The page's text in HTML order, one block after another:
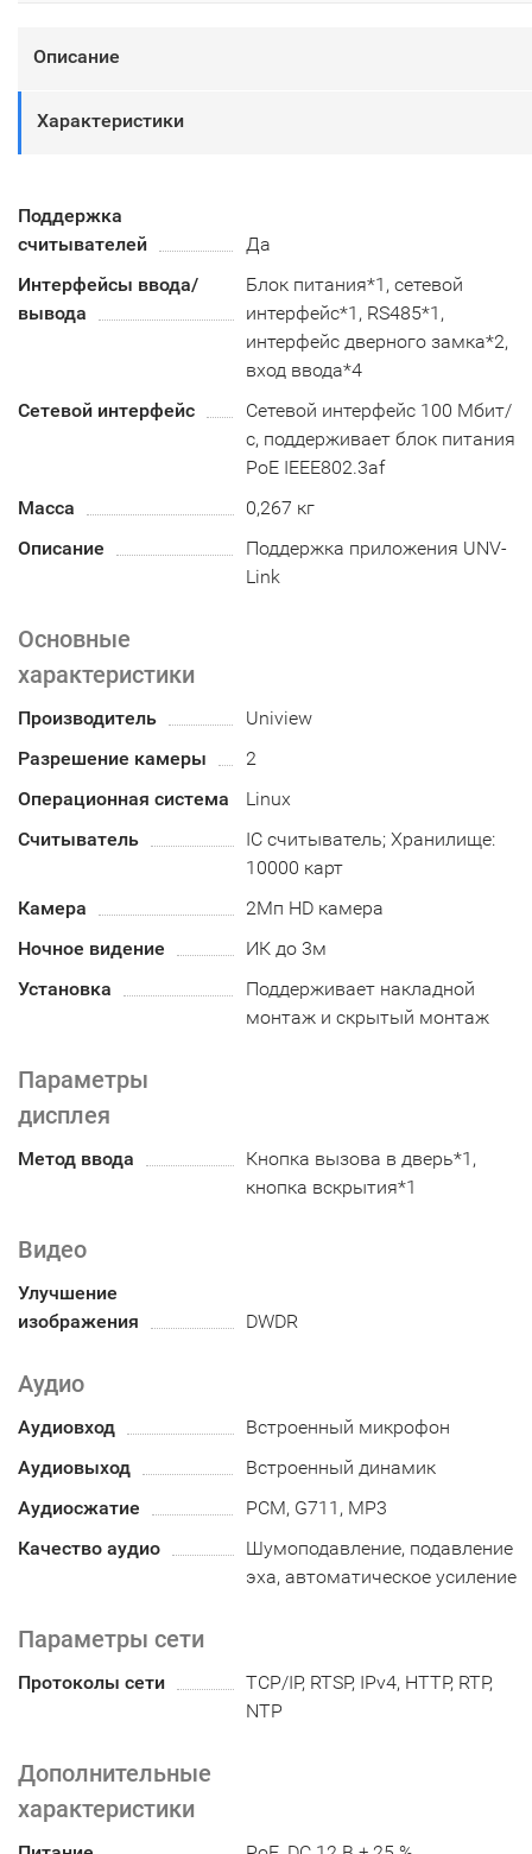
Описание
Характеристики
Поддержка
считывателей
Да
Интерфейсы ввода/
вывода
Блок питания*1, сетевой
интерфейс*1, RS485*1,
интерфейс дверного замка*2,
вход ввода*4
Сетевой интерфейс
Сетевой интерфейс 100 Мбит/
с, поддерживает блок питания
PoE IEEE802.3af
Масса
0,267 кг
Описание
Поддержка приложения UNV-
Link
Основные
характеристики
Производитель
Uniview
Разрешение камеры
2
Операционная система
Linux
Считыватель
IC считыватель; Хранилище:
10000 карт
Камера
2Мп HD камера
Ночное видение
ИК до 3м
Установка
Поддерживает накладной
монтаж и скрытый монтаж
Параметры
дисплея
Метод ввода
Кнопка вызова в дверь*1,
кнопка вскрытия*1
Видео
Улучшение
изображения
DWDR
Аудио
Аудиовход
Встроенный микрофон
Аудиовыход
Встроенный динамик
Аудиосжатие
PCM, G711, MP3
Качество аудио
Шумоподавление, подавление
эха, автоматическое усиление
Параметры сети
Протоколы сети
TCP/IP, RTSP, IPv4, HTTP, RTP,
NTP
Дополнительные
характеристики